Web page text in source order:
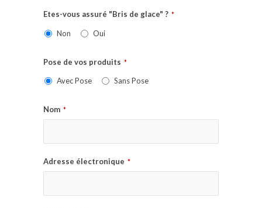
Etes-vous assuré "Bris de glace" ? *
Non Oui
Pose de vos produits *
Avec Pose Sans Pose
Nom *
Adresse électronique *